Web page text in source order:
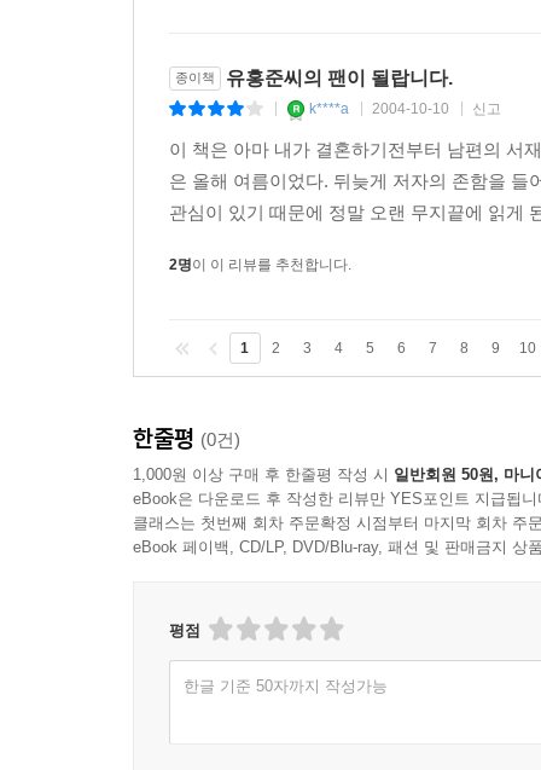
잃어버린 조선의 원색을 찾아내는 데 사용해 달
그러나 동백꽃이 지는 모습 자체는 차리리 잔인
다. 마치 비정한 칼끝에 목이 베어져 나가는 것
땅에 서려 있는 역사의 체취가 살아 있으며, 이름
는 향토의 흙내음이 있으며, 무엇보다도 조국강산
는 제목을 내걸고 있는 것이다.
가양주 9단은 다시 회원들에게 복분자술, 사과
것이었다. 그러자 이 조용한 가양주 9단은 느린
'술은 자기가 변해가는 모습을 남에게 보여주고 싶
종이책 유홍준씨의 팬이 될랍니다.
k****a 2004-10-10 신고
이 책은 아마 내가 결혼하기전부터 남편의 서
은 올해 여름이었다. 뒤늦게 저자의 존함을
관심이 있기 때문에 정말 오랜 무지끝에 읽게
2명이 이 리뷰를 추천합니다.
1 2 3 4 5 6 7 8 9 10
한줄평 (0건)
1,000원 이상 구매 후 한줄평 작성 시 일반회원 50원, 마니
eBook은 다운로드 후 작성한 리뷰만 YES포인트 지급됩니
클래스는 첫번째 회차 주문확정 시점부터 마지막 회차 주
eBook 페이백, CD/LP, DVD/Blu-ray, 패션 및 판매금지 상
평점
한글 기준 50자까지 작성가능